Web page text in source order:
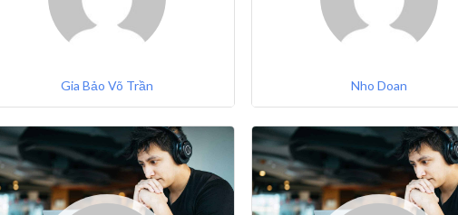
Gia Bảo Võ Trần Nho Doan